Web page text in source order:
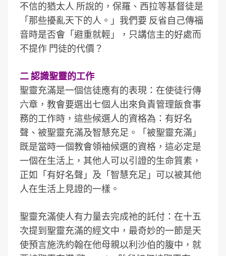
不信的猶太人 所說的，保羅、西拉等基督徒是
「那些擾亂天下的人。」我們要 反省自己傳福
音時是否會「避重就輕」，只講信主的好處而
不提作 門徒的代價？
二 認識聖靈的工作
聖靈充滿是一個信徒應有的表現：在使徒行傳
六章，教會要選出七個人出來負責管理飯食事
務的工作時，這些候選人的資格為：有好名
聲、被聖靈充滿及智慧充足。「被聖靈充滿」
既是當時一個教會領袖候選的資格，這必定是
一個在生活上，其他人可以引證的生命質素，
正如「有好名聲」及「智慧充足」可以被其他
人在生活上見證的一樣。
聖靈充滿使人有力量去完成祂的託付：在十五
次提到聖靈充滿的經文中，最奇妙的一節是天
使預言施洗約翰在他母親以利沙伯的腹中，就